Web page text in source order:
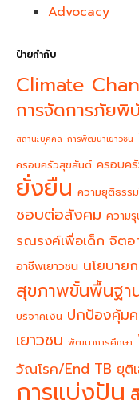
Advocacy
ป้ายกำกับ
Climate
การจัดการภัยพิ
สถานะบุคคล การพัฒนาเยาวชน
ครอบครัวสุขสันต์ ครอบค
ยั่งยืน ความยุติธรร
ชอบต่อสังคม ความ
รณรงค์เพื่อเด็ก จิตอ
อาชีพเยาวชน นโยบาย
สุขภาพขั้นพื้นฐา
บริจาคเงิน ปกป้องคุ้ม
เยาวชน พัฒนาการศึกษา
วัณโรค/End TB ยุติ
การแบ่งปัน